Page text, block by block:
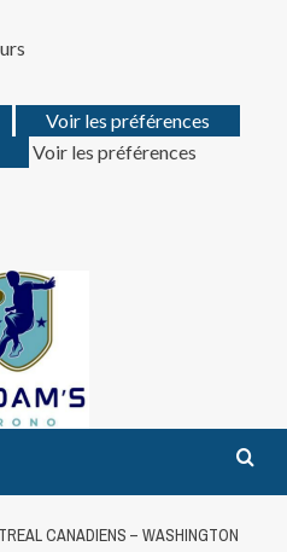
Voir les préférences
Voir les préférences
CANADIENS – WASHINGTON